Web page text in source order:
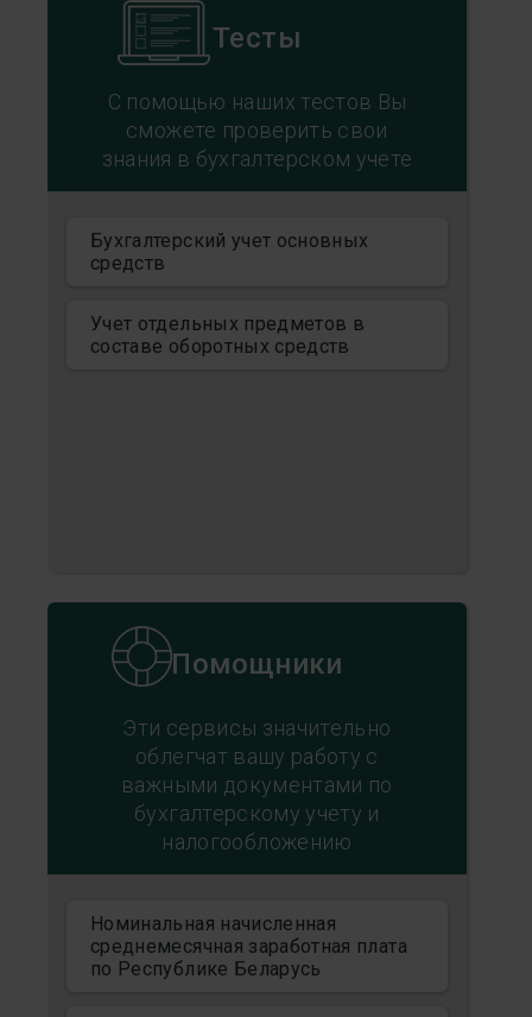
Тесты
С помощью наших тестов Вы
сможете проверить свои
знания в бухгалтерском учете
Бухгалтерский учет основных
средств
Учет отдельных предметов в
составе оборотных средств
Помощники
Эти сервисы значительно
облегчат вашу работу с
важными документами по
бухгалтерскому учету и
налогообложению
Номинальная начисленная
среднемесячная заработная плата
по Республике Беларусь